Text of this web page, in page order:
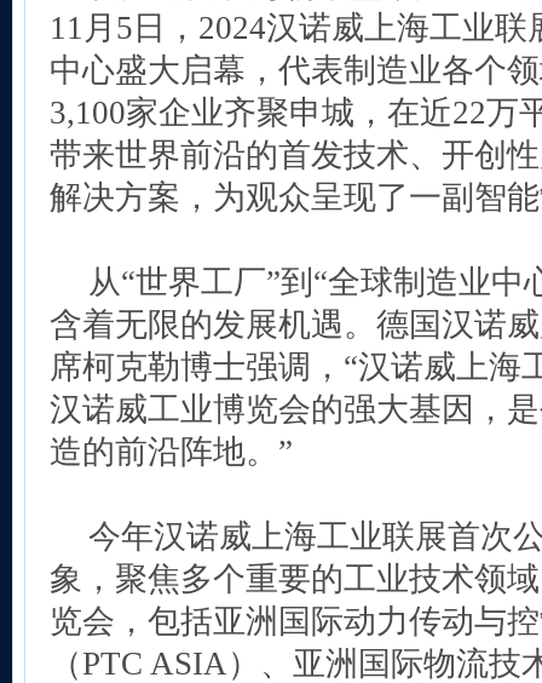
11月5日，2024汉诺威上海工业
中心盛大启幕，代表制造业各个
3,100家企业齐聚申城，在近22万
带来世界前沿的首发技术、开创
解决方案，为观众呈现了一副智
从“世界工厂”到“全球制造业中
含着无限的发展机遇。德国汉诺
席柯克勒博士强调，“汉诺威上海
汉诺威工业博览会的强大基因，
造的前沿阵地。”
今年汉诺威上海工业联展首次
象，聚焦多个重要的工业技术领
览会，包括亚洲国际动力传动与
（PTC ASIA）、亚洲国际物流